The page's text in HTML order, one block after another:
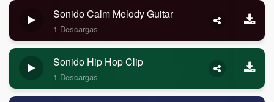
Sonido Calm Melody Guitar
1 Descargas
Sonido Hip Hop Clip
1 Descargas